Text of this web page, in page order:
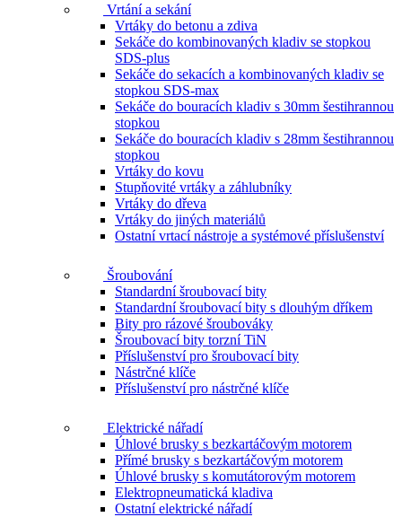
Vrtání a sekání
Vrtáky do betonu a zdiva
Sekáče do kombinovaných kladiv se stopkou
SDS-plus
Sekáče do sekacích a kombinovaných kladiv se
stopkou SDS-max
Sekáče do bouracích kladiv s 30mm šestihrannou
stopkou
Sekáče do bouracích kladiv s 28mm šestihrannou
stopkou
Vrtáky do kovu
Stupňovité vrtáky a záhlubníky
Vrtáky do dřeva
Vrtáky do jiných materiálů
Ostatní vrtací nástroje a systémové příslušenství
Šroubování
Standardní šroubovací bity
Standardní šroubovací bity s dlouhým dříkem
Bity pro rázové šroubováky
Šroubovací bity torzní TiN
Příslušenství pro šroubovací bity
Nástrčné klíče
Příslušenství pro nástrčné klíče
Elektrické nářadí
Úhlové brusky s bezkartáčovým motorem
Přímé brusky s bezkartáčovým motorem
Úhlové brusky s komutátorovým motorem
Elektropneumatická kladiva
Ostatní elektrické nářadí